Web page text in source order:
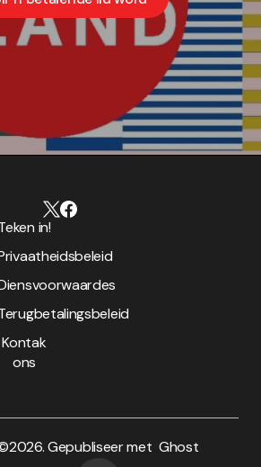
in!
Kontak
ons
2026. Gepubliseer met Ghost